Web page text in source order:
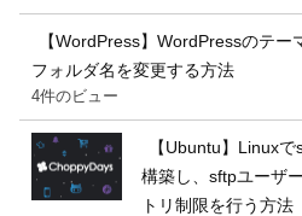
【WordPress】WordPressのテー
フォルダ名を変更する方法
4件のビュー
【Ubuntu】Linux
構築し、sftpユーザ
トリ制限を行う方法